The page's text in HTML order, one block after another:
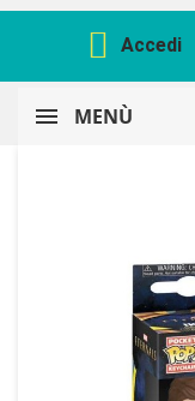
Accedi
MENÙ